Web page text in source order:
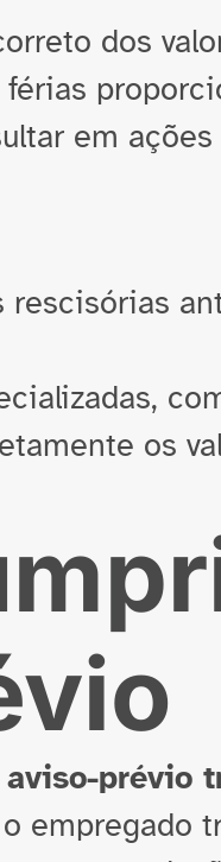
dos
em
rescisórias
os
aviso-prévio
empregado